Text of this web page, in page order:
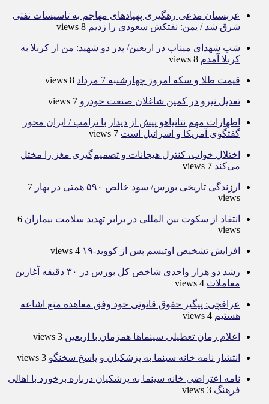
عربستان مدعی رهگیری پهپادهای مهاجم به تاسیسات نفتی
شرق شد / یمن: نفتکش سعودی را زدیم 8 views
شب شهدای میناب در اربعین/ پدر دو شهید: من از کربلا به
کربلا آمدم 8 views
قیمت طلا و سکه امروز چهارشنبه 7 مرداد 8 views
تعدیل نیرو در کمین شاغلان صنعت خودرو 7 views
اظهارات مهم نتانیاهو پیش از دیدار با ترامپ / ایران محور
گفتگوی آمریکا و اسرائیل است 7 views
اختلال خواب، کنترل هیجانات و تصمیم‌گیری مغز را مختل
می‌کند 7 views
ارزندگی تاریخی بورس/ سود خالص ۵۹۰ همتی در بهار
7
views
انتقاد از سکوت بین المللی در برابر تهدید سلامت بیماران 6
views
افزایش تشخیص اوتیسم پس از کووید-۱۹ 4 views
رشد دو هزار واحدی شاخص کل بورس در ۳۰ دقیقه آغازین
معاملات 4 views
عراقچی: پیگیر حقوق قانونی خود وفق معاهده منع اشاعه
هستیم 4 views
اعلام زمان تعطیلی سینماها همزمان با اربعین 3 views
انتشار نامه خانه سینما به پزشکیان و پاسخ سخنگو 3 views
نامه اعتراضی خانه سینما به پزشکیان درباره برخورد با اهالی
فرهنگ 3 views